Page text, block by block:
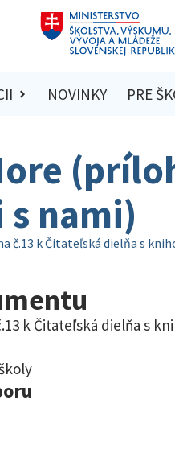
NOVINKY PRE
nami)
č.13 k Čitateľská dielňa s
k Čitateľská dielňa s